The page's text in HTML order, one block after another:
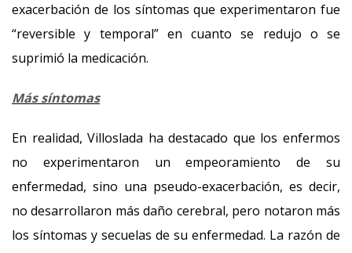
exacerbación de los síntomas que experimentaron fue
“reversible y temporal” en cuanto se redujo o se
suprimió la medicación.
Más síntomas
En realidad, Villoslada ha destacado que los enfermos
no experimentaron un empeoramiento de su
enfermedad, sino una pseudo-exacerbación, es decir,
no desarrollaron más daño cerebral, pero notaron más
los síntomas y secuelas de su enfermedad. La razón de